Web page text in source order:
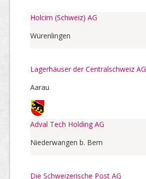
Holcim (Schweiz) AG
Würenlingen
Lagerhäuser der Centralschweiz AG
Aarau
Adval Tech Holding AG
Niederwangen b. Bern
Die Schweizerische Post AG